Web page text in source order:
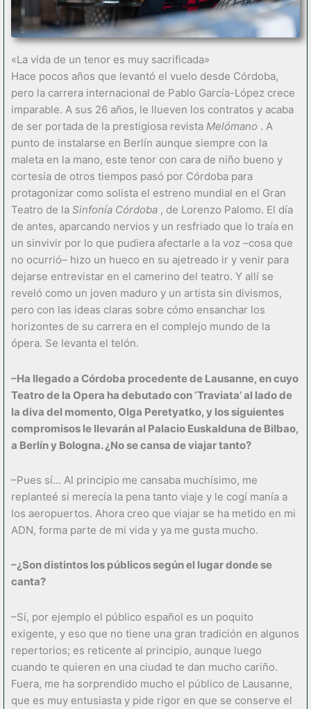
«La vida de un tenor es muy sacrificada»
Hace pocos años que levantó el vuelo desde Córdoba,
pero la carrera internacional de Pablo García-López crece
imparable. A sus 26 años, le llueven los contratos y acaba
de ser portada de la prestigiosa revista Melómano . A
punto de instalarse en Berlín aunque siempre con la
maleta en la mano, este tenor con cara de niño bueno y
cortesía de otros tiempos pasó por Córdoba para
protagonizar como solista el estreno mundial en el Gran
Teatro de la Sinfonía Córdoba , de Lorenzo Palomo. El día
de antes, aparcando nervios y un resfriado que lo traía en
un sinvivir por lo que pudiera afectarle a la voz –cosa que
no ocurrió– hizo un hueco en su ajetreado ir y venir para
dejarse entrevistar en el camerino del teatro. Y allí se
reveló como un joven maduro y un artista sin divismos,
pero con las ideas claras sobre cómo ensanchar los
horizontes de su carrera en el complejo mundo de la
ópera. Se levanta el telón.
–Ha llegado a Córdoba procedente de Lausanne, en cuyo
Teatro de la Opera ha debutado con ‘Traviata’ al lado de
la diva del momento, Olga Peretyatko, y los siguientes
compromisos le llevarán al Palacio Euskalduna de Bilbao,
a Berlín y Bologna. ¿No se cansa de viajar tanto?
–Pues sí… Al principio me cansaba muchísimo, me
replanteé si merecía la pena tanto viaje y le cogí manía a
los aeropuertos. Ahora creo que viajar se ha metido en mi
ADN, forma parte de mi vida y ya me gusta mucho.
–¿Son distintos los públicos según el lugar donde se
canta?
–Sí, por ejemplo el público español es un poquito
exigente, y eso que no tiene una gran tradición en algunos
repertorios; es reticente al principio, aunque luego
cuando te quieren en una ciudad te dan mucho cariño.
Fuera, me ha sorprendido mucho el público de Lausanne,
que es muy entusiasta y pide rigor en que se conserve el